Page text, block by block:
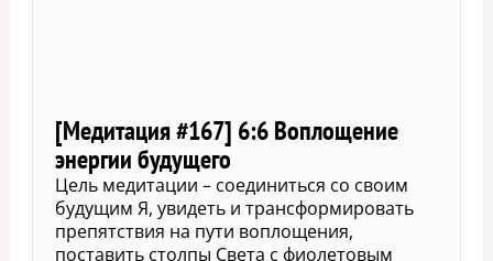
[Медитация #167] 6:6 Воплощение
энергии будущего
Цель медитации – соединиться со своим
будущим Я, увидеть и трансформировать
препятствия на пути воплощения,
поставить столпы Света с фиолетовым